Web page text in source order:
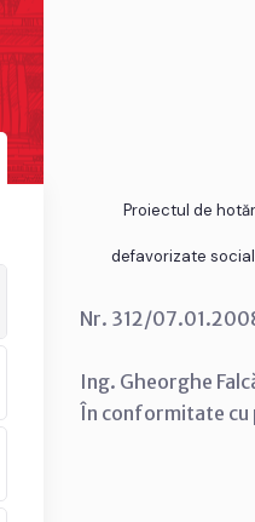
Proiectul de
defavorizate
Nr. 312/
Ing. Gheorghe
În conformitate